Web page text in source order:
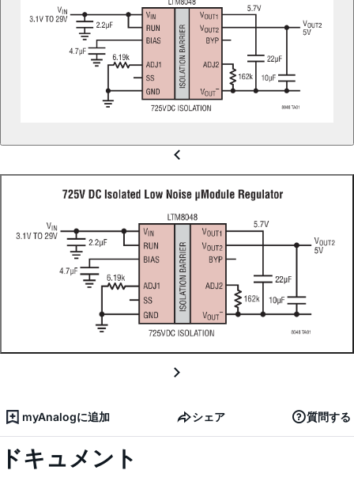
myAnalogに追加 シェア 質問する
ドキュメント